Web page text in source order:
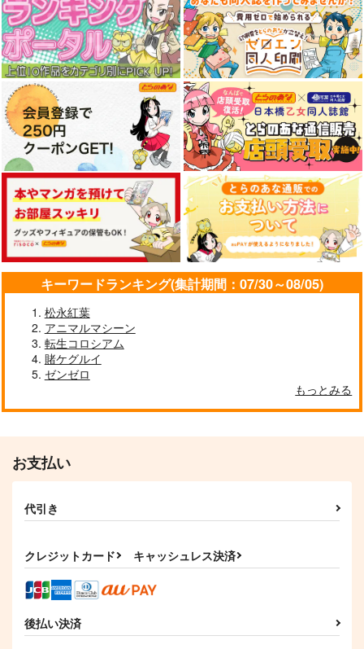
気高き者達の碑
帝國交響楽団
1,870円（税込）
艦隊これくしょん-艦これ-
赤城
加賀
サンプル
カート
艦これプロレス 四方
山話２
Mystic Lab
660円（税込）
艦隊これくしょん-艦これ-
暁
空母ヲ級
サンプル
カート
艦これプロレス24
Mystic Lab
2,200円（税込）
艦隊これくしょん-艦これ-
天龍
那珂
サンプル
カート
去年ルノアール鎮守府
Paradise of Thunder
小書会
550円（税込）
電
サンプル
HYPER BRAND
880円（税込）
ボクカワウソ戦隊ビッ
Mystic Lab
660円（税込）
キーワードランキング(集計期間：07/30～08/05)
松永紅葉
アニマルマシーン
転生コロシアム
賭ケグルイ
ゼンゼロ
もっとみる
お支払い
代引き
クレジットカード キャッシュレス決済
後払い決済